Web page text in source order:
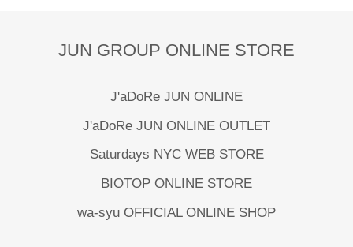
JUN GROUP ONLINE STORE
J'aDoRe JUN ONLINE
J'aDoRe JUN ONLINE OUTLET
Saturdays NYC WEB STORE
BIOTOP ONLINE STORE
wa-syu OFFICIAL ONLINE SHOP